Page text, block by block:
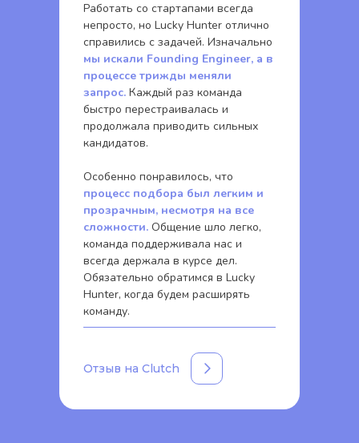
Работать со стартапами всегда
непросто, но Lucky Hunter отлично
справились с задачей. Изначально
мы искали Founding Engineer, а в
процессе трижды меняли
запрос. Каждый раз команда
быстро перестраивалась и
продолжала приводить сильных
кандидатов.
Особенно понравилось, что
процесс подбора был легким и
прозрачным, несмотря на все
сложности. Общение шло легко,
команда поддерживала нас и
всегда держала в курсе дел.
Обязательно обратимся в Lucky
Hunter, когда будем расширять
команду.
Отзыв на Clutch